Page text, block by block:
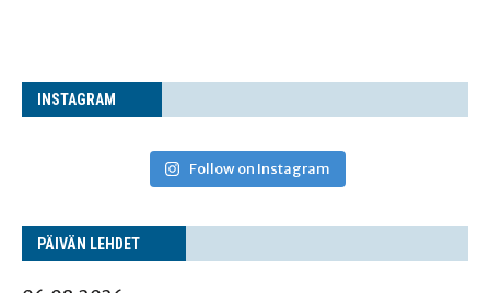
INS­TA­GRAM
Follow on Instagram
PÄI­VÄN LEHDET